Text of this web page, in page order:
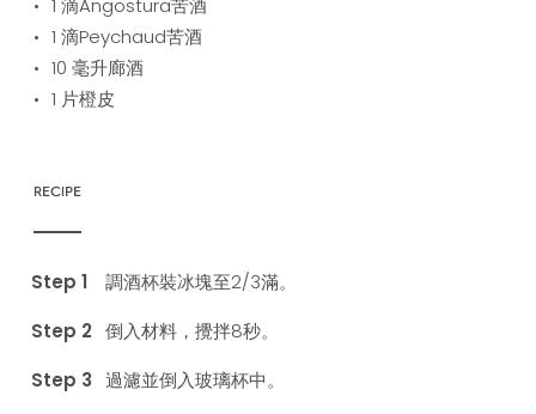
1 滴Angostura苦酒
1 滴Peychaud苦酒
10 毫升廊酒
1 片橙皮
RECIPE
調酒杯裝冰塊至2/3滿。
倒入材料，攪拌8秒。
過濾並倒入玻璃杯中。